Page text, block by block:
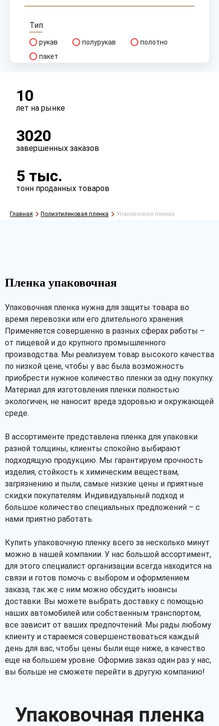
Тип
рукав полурукав
полотно
пакет
10
лет на рынке
3020
завершенных заказов
5 тыс.
тонн проданных товаров
Главная Полиэтиленовая пленка Упаковочная пленка
Пленка упаковочная
Упаковочная пленка нужна для защиты товара во
время перевозки или его длительного хранения.
Применяется совершенно в разных сферах работы –
от пищевой и до крупного промышленного
производства. Мы реализуем товар высокого качества
по низкой цене, чтобы у вас была возможность
приобрести нужное количество пленки за одну покупку.
Материал для изготовления пленки полностью
экологичен, не наносит вреда здоровью и окружающей
среде.
В ассортименте представлена пленка для упаковки
разной толщины, клиенты спокойно выбирают
подходящую продукцию. Мы гарантируем прочность
изделия, стойкость к химическим веществам,
загрязнению и пыли, самые низкие цены и приятные
скидки покупателям. Индивидуальный подход и
большое количество специальных предложений – с
нами приятно работать.
Купить упаковочную пленку всего за несколько минут
можно в нашей компании. У нас большой ассортимент,
для этого специалист организации всегда находится на
связи и готов помочь с выбором и оформлением
заказа, так же с ним можно обсудить нюансы
доставки. Вы можете выбрать доставку с помощью
наших автомобилей или собственным транспортом,
все зависит от ваших предпочтений. Мы рады любому
клиенту и стараемся совершенствоваться каждый
день для вас, чтобы цены были еще ниже, а качество
еще на большем уровне. Оформив заказ один раз у нас,
вы больше не сможете перейти в другую компанию!
Упаковочная пленка